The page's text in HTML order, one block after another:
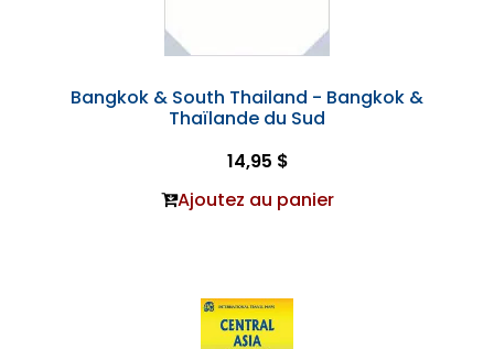
Bangkok & South Thailand - Bangkok &
Thaïlande du Sud
14,95 $
Ajoutez au panier